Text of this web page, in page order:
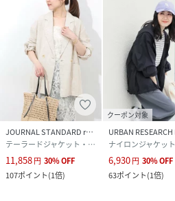
JOURNAL STANDARD relume
テーラードジャケット・ブレザー
11,858円 30%OFF
107ポイント(1倍)
クーポン対象
ナイロンジャケット
6,930円 30%OFF
63ポイント(1倍)